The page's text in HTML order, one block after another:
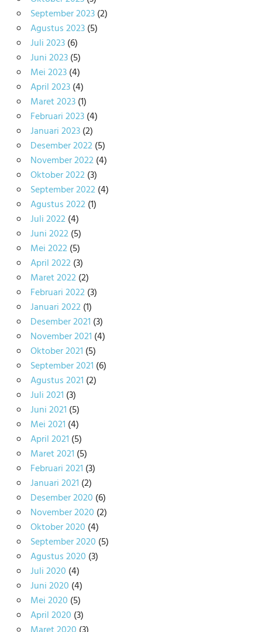
September 2023(2)
Agustus 2023(5)
Juli 2023(6)
Juni 2023(5)
Mei 2023(4)
April 2023(4)
Maret 2023(1)
Februari 2023(4)
Januari 2023(2)
Desember 2022(5)
November 2022(4)
Oktober 2022(3)
September 2022(4)
Agustus 2022(1)
Juli 2022(4)
Juni 2022(5)
Mei 2022(5)
April 2022(3)
Maret 2022(2)
Februari 2022(3)
Januari 2022(1)
Desember 2021 (3)
November 2021 (4)
Oktober 2021 (5)
September 2021 (6)
Agustus 2021 (2)
Juli 2021 (3)
Juni 2021 (5)
Mei 2021 (4)
April 2021 (5)
Maret 2021 (5)
Februari 2021 (3)
Januari 2021 (2)
Desember 2020 (6)
November 2020 (2)
Oktober 2020 (4)
September 2020 (5)
Agustus 2020 (3)
Juli 2020 (4)
Juni 2020 (4)
Mei 2020 (5)
April 2020 (3)